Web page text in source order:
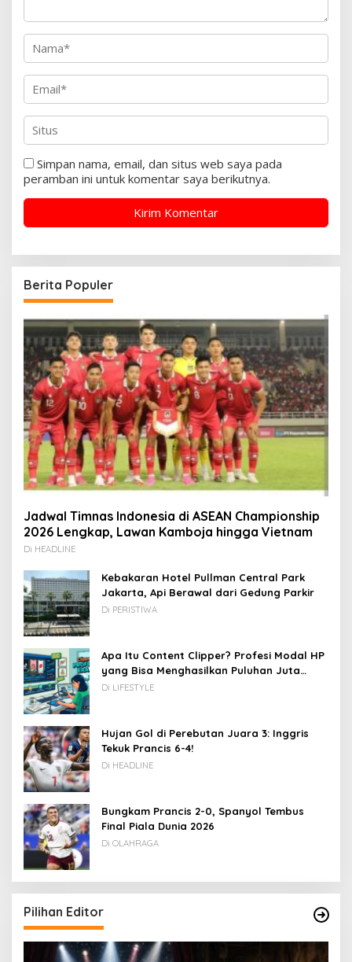
Simpan nama, email, dan situs web saya pada
peramban ini untuk komentar saya berikutnya.
Berita Populer
Jadwal Timnas Indonesia di ASEAN Championship
2026 Lengkap, Lawan Kamboja hingga Vietnam
Di HEADLINE
Kebakaran Hotel Pullman Central Park
Jakarta, Api Berawal dari Gedung Parkir
Di PERISTIWA
Apa Itu Content Clipper? Profesi Modal HP
yang Bisa Menghasilkan Puluhan Juta
Rupiah
Di LIFESTYLE
Hujan Gol di Perebutan Juara 3: Inggris
Tekuk Prancis 6-4!
Di HEADLINE
Bungkam Prancis 2-0, Spanyol Tembus
Final Piala Dunia 2026
Di OLAHRAGA
Pilihan Editor